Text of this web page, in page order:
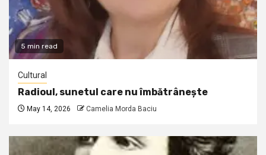
5 min read
Cultural
Radioul, sunetul care nu îmbătrânește
May 14, 2026 Camelia Morda Baciu